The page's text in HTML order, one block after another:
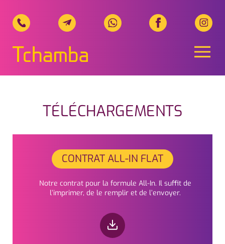
Tchamba Telecom, Ihr
TÉLÉCHARGEMENTS
CONTRAT ALL-IN FLAT
Notre contrat pour la formule All-In. Il suffit de
l’imprimer, de le remplir et de l’envoyer.